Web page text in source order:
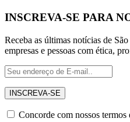
INSCREVA-SE PARA
Receba as últimas notícias de
empresas e pessoas com ética,
Concorde com nossos termos